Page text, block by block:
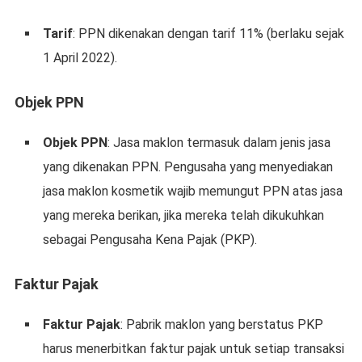
Tarif: PPN dikenakan dengan tarif 11% (berlaku sejak
1 April 2022).
Objek PPN
Objek PPN: Jasa maklon termasuk dalam jenis jasa
yang dikenakan PPN. Pengusaha yang menyediakan
jasa maklon kosmetik wajib memungut PPN atas jasa
yang mereka berikan, jika mereka telah dikukuhkan
sebagai Pengusaha Kena Pajak (PKP).
Faktur Pajak
Faktur Pajak: Pabrik maklon yang berstatus PKP
harus menerbitkan faktur pajak untuk setiap transaksi